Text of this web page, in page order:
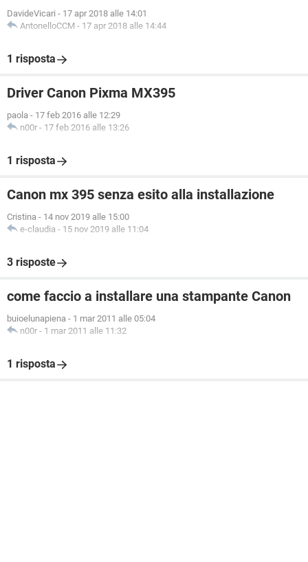
DavideVicari - 17 apr 2018 alle 14:01
AntonelloCCM - 17 apr 2018 alle 14:44
1 risposta
Driver Canon Pixma MX395
paola - 17 feb 2016 alle 12:29
n00r - 17 feb 2016 alle 13:26
1 risposta
Canon mx 395 senza esito alla installazione
Cristina - 14 nov 2019 alle 15:00
e-claudia - 15 nov 2019 alle 11:04
3 risposte
come faccio a installare una stampante Canon
buioelunapiena - 1 mar 2011 alle 05:04
n00r - 1 mar 2011 alle 11:32
1 risposta